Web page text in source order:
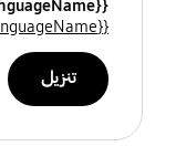
{{file.languageName}}
{{file.languageName}}
تنزيل